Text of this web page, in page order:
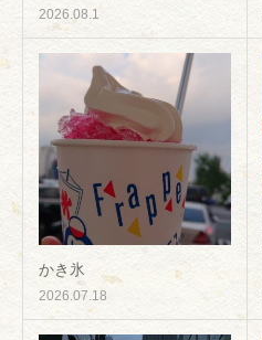
2026.08.1
かき氷
2026.07.18